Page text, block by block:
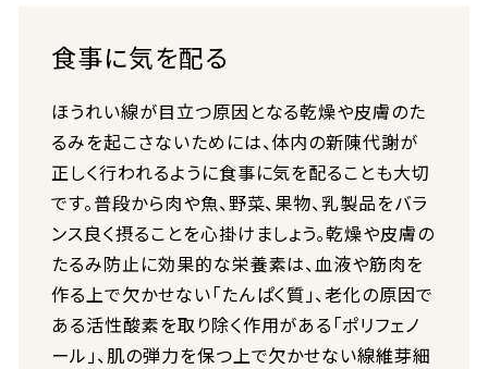
食事に気を配る
ほうれい線が目立つ原因となる乾燥や皮膚のた
るみを起こさないためには、体内の新陳代謝が
正しく行われるように食事に気を配ることも大切
です。普段から肉や魚、野菜、果物、乳製品をバラ
ンス良く摂ることを心掛けましょう。乾燥や皮膚の
たるみ防止に効果的な栄養素は、血液や筋肉を
作る上で欠かせない「たんぱく質」、老化の原因で
ある活性酸素を取り除く作用がある「ポリフェノ
ール」、肌の弾力を保つ上で欠かせない線維芽細